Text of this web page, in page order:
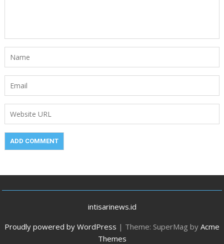
intisarinews.id
Proudly powered by WordPress | Theme: SuperMag by Acme
Themes